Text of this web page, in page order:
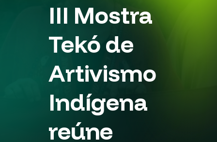
III Mostra
Tekó de
Artivismo
Indígena
reúne